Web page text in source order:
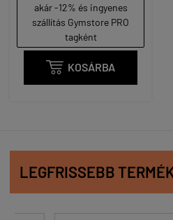
akár -12% és ingyenes
szállítás Gymstore PRO
tagként
 KOSÁRBA
LEGFRISSEBB